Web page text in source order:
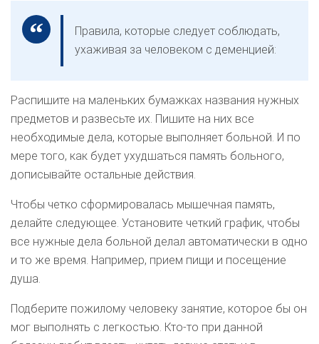
Правила, которые следует соблюдать,
ухаживая за человеком с деменцией:
Распишите на маленьких бумажках названия нужных
предметов и развесьте их. Пишите на них все
необходимые дела, которые выполняет больной. И по
мере того, как будет ухудшаться память больного,
дописывайте остальные действия.
Чтобы четко сформировалась мышечная память,
делайте следующее. Установите четкий график, чтобы
все нужные дела больной делал автоматически в одно
и то же время. Например, прием пищи и посещение
душа.
Подберите пожилому человеку занятие, которое бы он
мог выполнять с легкостью. Кто-то при данной